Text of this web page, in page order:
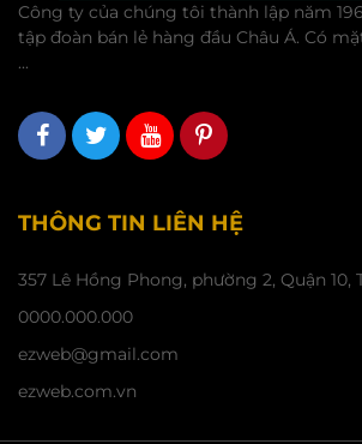
Công ty của chúng tôi thành lập năm
tập đoàn bán lẻ hàng đầu Châu Á. Có
...
THÔNG TIN LIÊN HỆ
357 Lê Hồng Phong, phường 2, Quận 10,
0000.000.000
ezweb@gmail.com
ezweb.com.vn